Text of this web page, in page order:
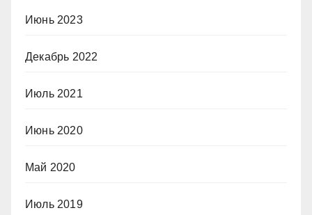
Июнь 2023
Декабрь 2022
Июль 2021
Июнь 2020
Май 2020
Июль 2019